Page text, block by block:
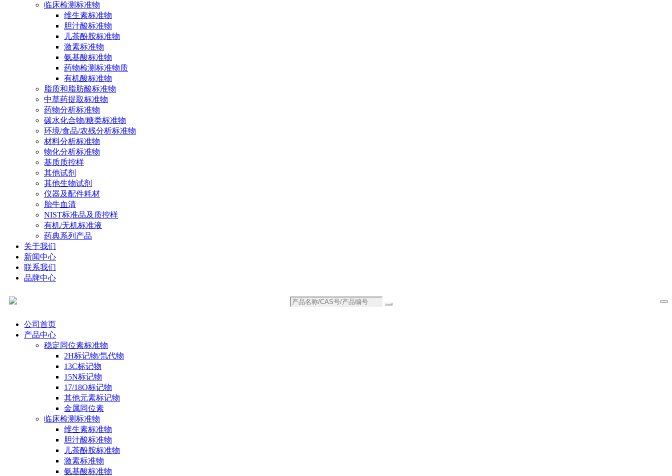
临床检测标准物
维生素标准物
胆汁酸标准物
儿茶酚胺标准物
激素标准物
氨基酸标准物
药物检测标准物质
有机酸标准物
脂质和脂肪酸标准物
中草药提取标准物
药物分析标准物
碳水化合物/糖类标准物
环境/食品/农残分析标准物
材料分析标准物
物化分析标准物
基质质控样
其他试剂
其他生物试剂
仪器及配件耗材
胎牛血清
NIST标准品及质控样
有机/无机标准液
药典系列产品
关于我们
新闻中心
联系我们
品牌中心
公司首页
产品中心
稳定同位素标准物
2H标记物/氘代物
13C标记物
15N标记物
17/18O标记物
其他元素标记物
金属同位素
临床检测标准物
维生素标准物
胆汁酸标准物
儿茶酚胺标准物
激素标准物
氨基酸标准物